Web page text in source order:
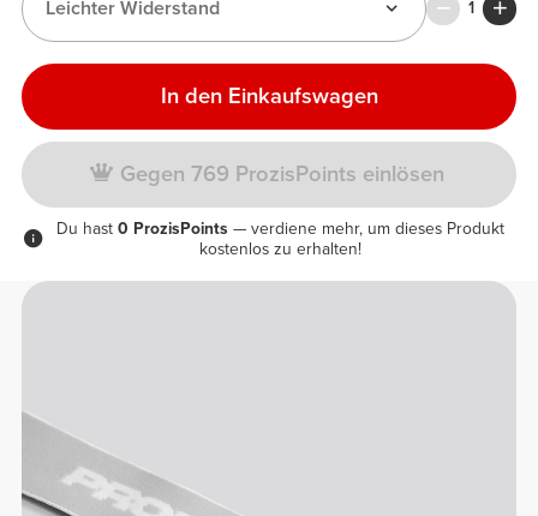
Leichter Widerstand
1
In den Einkaufswagen
Gegen 769 ProzisPoints einlösen
Du hast 0 ProzisPoints — verdiene mehr, um dieses Produkt
kostenlos zu erhalten!